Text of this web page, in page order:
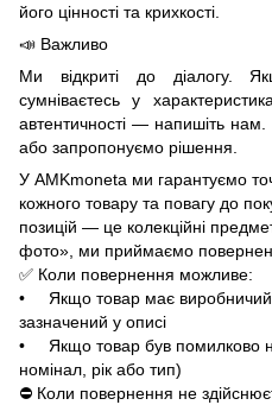
його цінності та крихкості.
📣 Важливо
Ми відкриті до діалогу.
сумніваєтесь у
автентичності — напишіть
або запропонуємо рішення.
У AMKmoneta ми гарантуємо
кожного товару та повагу до
позицій — це колекційні
фото», ми приймаємо
✅ Коли повернення можливе:
• Якщо товар має виробничий
зазначений у описі
• Якщо товар був помилково
номінал, рік або тип)
⛔ Коли повернення не